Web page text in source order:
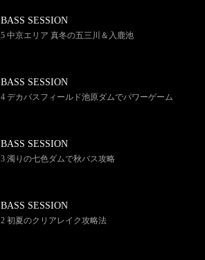
BASS SESSION
5 中京エリア 真冬の五三川＆入鹿池
BASS SESSION
4 デカバスフィールド池原ダムでパワーゲーム
BASS SESSION
3 濁りの七色ダムで秋バス攻略
BASS SESSION
2 初夏のクリアレイク攻略法